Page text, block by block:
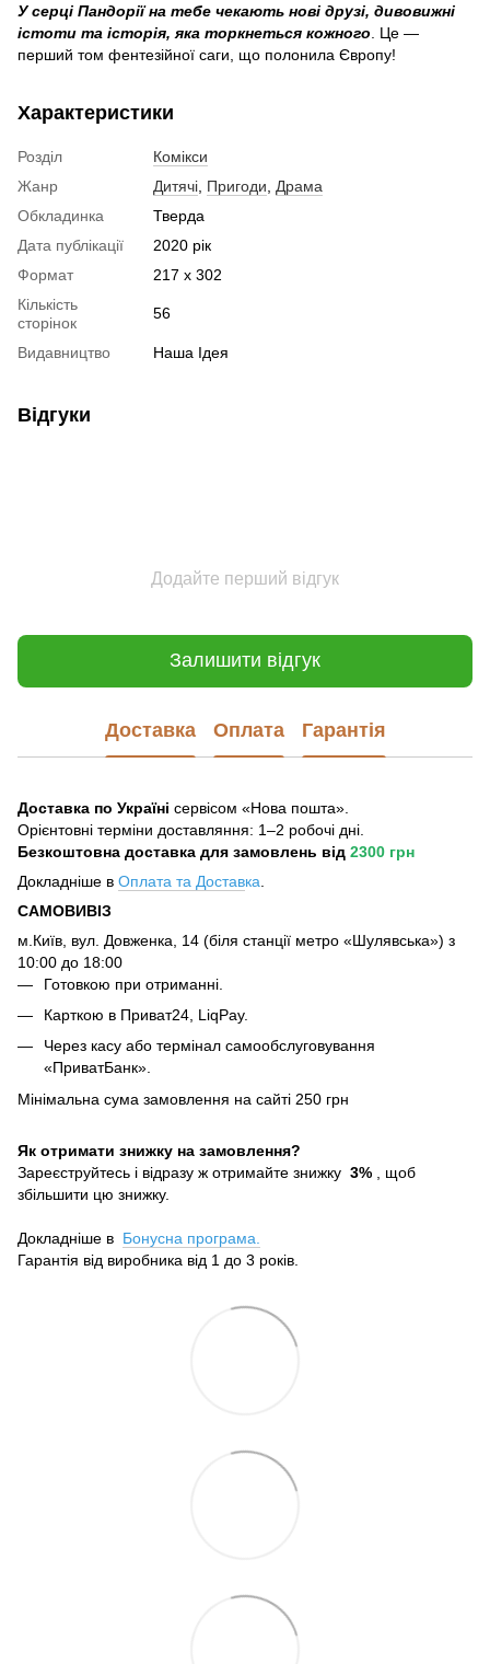
У серці Пандорії на тебе чекають нові друзі, дивовижні
істоти та історія, яка торкнеться кожного . Це —
перший том фентезійної саги, що полонила Європу!
Характеристики
Розділ
Комікси
Жанр
Дитячі Пригоди
Драма
Обкладинка
Тверда
Дата публікації
2020 рік
Формат
217 х 302
Кількість
сторінок
56
Видавництво Наша Ідея
Відгуки
Додайте перший відгук
Залишити відгук
Доставка Оплата Гарантія
Доставка по Україні сервісом «Нова пошта».
Орієнтовні терміни доставляння: 1–2 робочі дні.
Безкоштовна доставка для замовлень від 2300 грн
Докладніше в Оплата та Доставка
САМОВИВІЗ
м.Київ, вул. Довженка, 14 (біля станції метро «Шулявська») з
10:00 до 18:00
Готовкою при отриманні.
Карткою в Приват24, LiqPay.
Через касу або термінал самообслуговування
«ПриватБанк».
Мінімальна сума замовлення на сайті 250 грн
Як отримати знижку на замовлення?
Зареєструйтесь і відразу ж отримайте знижку 3% , щоб
збільшити цю знижку.
Докладніше в Бонусна програма.
Гарантія від виробника від 1 до 3 років.